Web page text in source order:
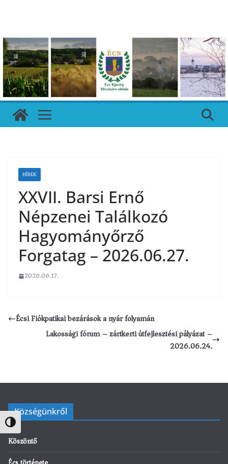
Nagy kontraszt váltása
HÍREK
XXVII. Barsi Ernő
Népzenei Találkozó
Hagyományőrző
Forgatag – 2026.06.27.
2026.06.17.
Écsi Fiókpatikai bezárások a nyár folyamán
Lakossági fórum – zártkerti útfejlesztési pályázat –
2026.06.24.
Községünkről
Köszöntő